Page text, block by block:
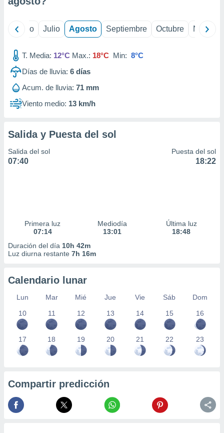
mediante
publicidad
publicidad
1199
Junio Julio Agosto Septiembre Octubre
T. Media: 12°C Max.: 18°C Min: 8°C
Días de lluvia: 6 días
Acum. de lluvia: 71 mm
Viento medio: 13 km/h
Salida y Puesta del sol
Salida del sol
07:40
Puesta del sol
18:22
Primera luz
07:14
Mediodía
13:01
Última luz
18:48
Duración del día 10h 42m
Luz diurna restante 7h 16m
Calendario lunar
Lun Mar Mié Jue Vie Sáb
Dom
10
11 12 13 14 15 16
17 18 19 20 21 22 23
Compartir predicción